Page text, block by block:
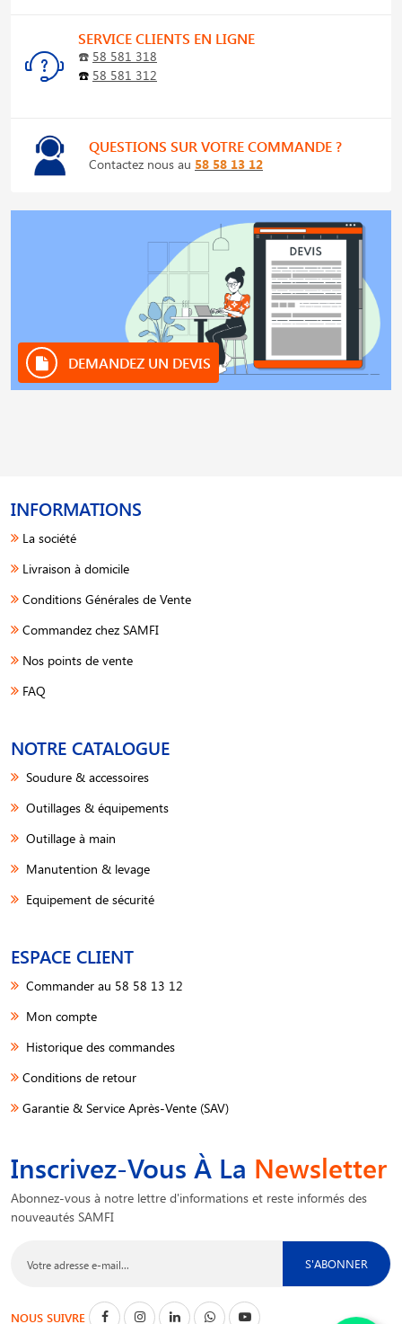
SERVICE CLIENTS EN LIGNE
☎️ 58 581 318
☎️ 58 581 312
QUESTIONS SUR VOTRE COMMANDE ?
Contactez nous au 58 58 13 12
DEMANDEZ UN DEVIS
INFORMATIONS
La société
Livraison à domicile
Conditions Générales de Vente
Commandez chez SAMFI
Nos points de vente
FAQ
NOTRE CATALOGUE
Soudure & accessoires
Outillages & équipements
Outillage à main
Manutention & levage
Equipement de sécurité
ESPACE CLIENT
Commander au 58 58 13 12
Mon compte
Historique des commandes
Conditions de retour
Garantie & Service Après-Vente (SAV)
Inscrivez-Vous À La Newsletter
Abonnez-vous à notre lettre d'informations et reste informés des
nouveautés SAMFI
S'ABONNER
NOUS SUIVRE